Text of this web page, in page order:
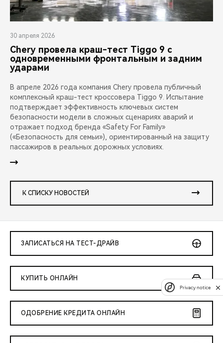
30 апреля 2026
Chery провела краш-тест Tiggo 9 с
одновременными фронтальным и задним
ударами
В апреле 2026 года компания Chery провела публичный
комплексный краш-тест кроссовера Tiggo 9. Испытание
подтверждает эффективность ключевых систем
безопасности модели в сложных сценариях аварий и
отражает подход бренда «Safety For Family»
(«Безопасность для семьи»), ориентированный на защиту
пассажиров в реальных дорожных условиях.
К СПИСКУ НОВОСТЕЙ
ЗАПИСАТЬСЯ НА ТЕСТ-ДРАЙВ
КУПИТЬ ОНЛАЙН
ОДОБРЕНИЕ КРЕДИТА ОНЛАЙН
Privacy notice